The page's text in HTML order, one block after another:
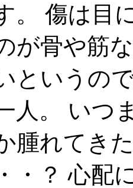
。 傷は目
が骨や筋
というの
人。 いつ
腫れてき
・？ 心配